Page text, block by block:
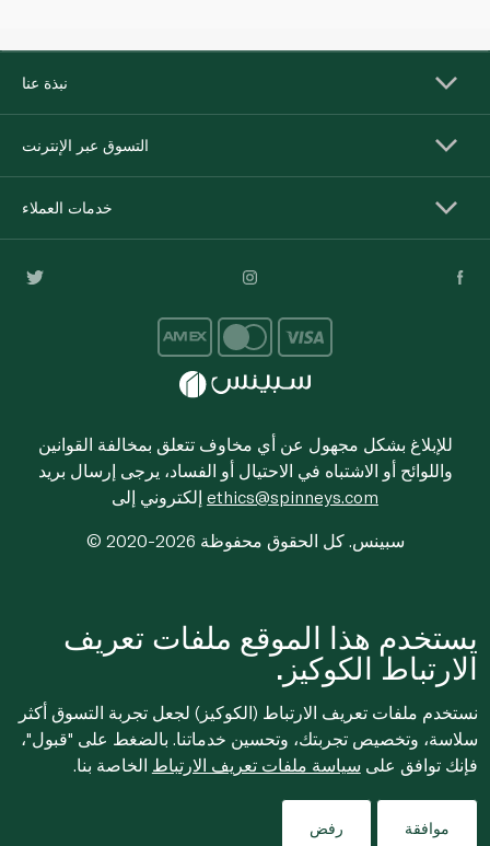
نبذة عنا
التسوق عبر الإنترنت
خدمات العملاء
للإبلاغ بشكل مجهول عن أي مخاوف تتعلق بمخالفة القوانين
واللوائح أو الاشتباه في الاحتيال أو الفساد، يرجى إرسال بريد
ethics@spinneys.com
© 2020-2026 سبينس. كل الحقوق محفوظة
يستخدم هذا الموقع ملفات تعريف
الارتباط الكوكيز.
نستخدم ملفات تعريف الارتباط (الكوكيز) لجعل تجربة التسوق أكثر
سلاسة، وتخصيص تجربتك، وتحسين خدماتنا. بالضغط على "قبول"،
فإنك توافق على سياسة ملفات تعريف الارتباط الخاصة بنا.
موافقة رفض